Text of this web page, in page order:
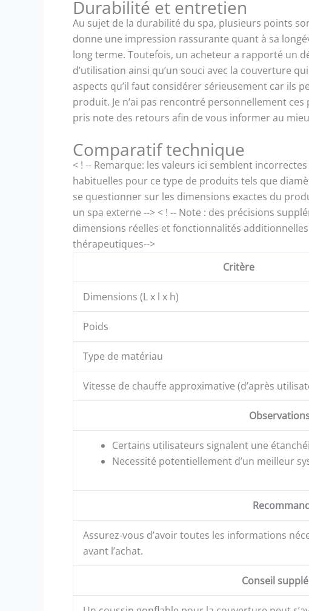
Durabilité et entretien
Au sujet de la durabilité du spa, plusieurs points
donne une impression rassurante quant à sa
long terme. Toutefois, un acheteur a rapporté un
d’utilisation ainsi qu’un souci avec la couverture
aspects qu’il faut considérer sérieusement car ils
produit. Je n’ai pas rencontré personnellement
pris note des retours afin de vous informer au
Comparatif technique
< ! -- Remarque: les valeurs ici semblent
habituelles pour ce type de produits tels que
se questionner sur les dimensions exactes du
un spa externe --> < ! -- Note : des précisions
dimensions réelles et fonctionnalités
thérapeutiques-->
Critère
Dimensions (L x l x h)
Poids
Type de matériau
Vitesse de chauffe approximative (d’après
Certains utilisateurs signalent une
Necessité potentiellement d’un meilleur
Assurez-vous d’avoir toutes les informations
avant l’achat.
Conseil